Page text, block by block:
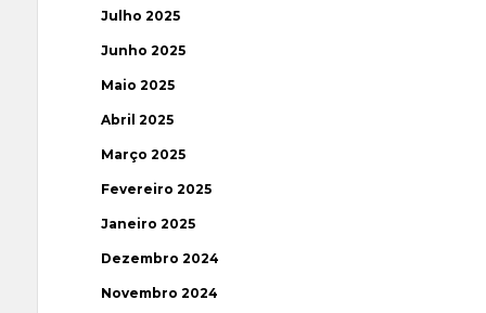
Julho 2025
Junho 2025
Maio 2025
Abril 2025
Março 2025
Fevereiro 2025
Janeiro 2025
Dezembro 2024
Novembro 2024